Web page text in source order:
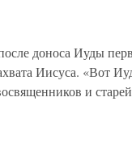
доноса Иуды
Иисуса. «Вот
и